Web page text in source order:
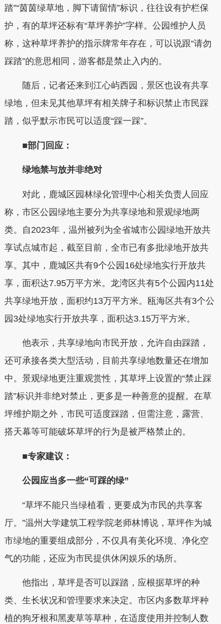
踏”“茵茵绿草地，脚下请留情”标识，往往设有护栏保
护，有的草坪还标有“草坪养护”字样。公园维护人员
称，这种草坪养护的指示牌常年存在，可以说跟“请勿
踩踏”的意思相同，游客都是禁止入内的。
随后，记者还来到江心屿西园，景区也设有共享
绿地，但未见其他草坪有相关牌子和标识禁止市民踩
踏，似乎默示市民可以适度“踩一踩”。
■部门回应：
绿地禁与放并非绝对
对此，鹿城区园林绿化管理中心相关负责人回应
称，市区公园绿地主要分为共享绿地和景观绿地两
类。自2023年，温州被列为全省城市公园绿地开放共
享试点城市起，截至目前，全市已有多批绿地开放共
享。其中，鹿城区共有9个公园16处绿地实行开放共
享，面积达7.95万平方米。龙湾区共有5个公园内11处
共享绿地开放，面积约13万平方米。瓯海区共有3个公
园3处绿地实行开放共享，面积达3.15万平方米。
他表示，共享绿地向市民开放，允许自由踩踏，
还可承接各类大型活动，目前共享绿地数量还在增加
中。景观绿地更注重观赏性，其草坪上设置的“禁止踩
踏”标识并非绝对禁止，更多是一种善意的提醒。在草
坪维护期之外，市民可适度踩踏，但需注意，露营、
搭天幕等可能破坏草坪的行为是被严格禁止的。
■专家建议：
公园应当多一些“可踩的绿”
“草坪不能只当绿植看，更要成为市民的共享客
厅。”温州大学建筑工程学院老师林博说，草坪作为城
市绿地的重要组成部分，不仅具有美化环境、净化空
气的功能，还应为市民提供休闲娱乐的场所。
他指出，草坪是否可以踩踏，应根据草坪的种
类、生长状况和管理要求来决定。市区内多数草坪种
植的狗牙根和黑麦草等草种，在适度使用并控制人数